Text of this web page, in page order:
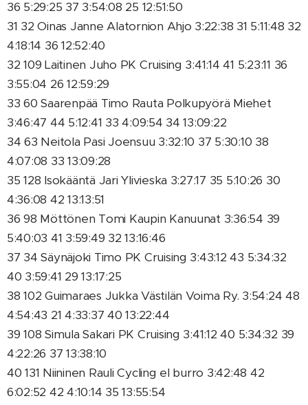
36 5:29:25 37 3:54:08 25 12:51:50
31 32 Oinas Janne Alatornion Ahjo 3:22:38 31 5:11:48 32
4:18:14 36 12:52:40
32 109 Laitinen Juho PK Cruising 3:41:14 41 5:23:11 36
3:55:04 26 12:59:29
33 60 Saarenpää Timo Rauta Polkupyörä Miehet
3:46:47 44 5:12:41 33 4:09:54 34 13:09:22
34 63 Neitola Pasi Joensuu 3:32:10 37 5:30:10 38
4:07:08 33 13:09:28
35 128 Isokääntä Jari Ylivieska 3:27:17 35 5:10:26 30
4:36:08 42 13:13:51
36 98 Möttönen Tomi Kaupin Kanuunat 3:36:54 39
5:40:03 41 3:59:49 32 13:16:46
37 34 Säynäjoki Timo PK Cruising 3:43:12 43 5:34:32
40 3:59:41 29 13:17:25
38 102 Guimaraes Jukka Västilän Voima Ry. 3:54:24 48
4:54:43 21 4:33:37 40 13:22:44
39 108 Simula Sakari PK Cruising 3:41:12 40 5:34:32 39
4:22:26 37 13:38:10
40 131 Niininen Rauli Cycling el burro 3:42:48 42
6:02:52 42 4:10:14 35 13:55:54